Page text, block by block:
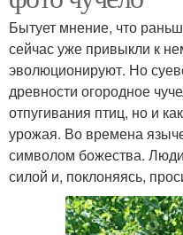
Бытует мнение, что
сейчас уже привыкли к
эволюционируют. Но
древности огородное
отпугивания птиц, но и
урожая. Во времена
символом божества.
силой и, поклоняясь,